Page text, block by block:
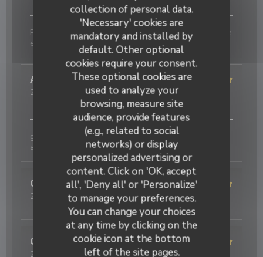
collection of personal data.
'Necessary' cookies are
mandatory and installed by
default. Other optional
cookies require your consent.
These optional cookies are
used to analyze your
browsing, measure site
audience, provide features
(e.g., related to social
networks) or display
personalized advertising or
content. Click on 'OK, accept
all', 'Deny all' or 'Personalize'
to manage your preferences.
You can change your choices
at any time by clicking on the
cookie icon at the bottom
left of the site pages.
Produits de qualité, cuisine fine et originale. Une belle
expérience
Annie
2026-08-05
- 12:30 - Guests 2
Ambiance:5 /5 Food:5/5 Value
galettes originales et délicieuses , bien
accompagnées par le cidre
Christelle B
2026-07-25- 20:15 - Guests 4
5/5 Ambiance 5 Food Value
Guillaume D
2026-08-04
- 12:45 - Guests 5